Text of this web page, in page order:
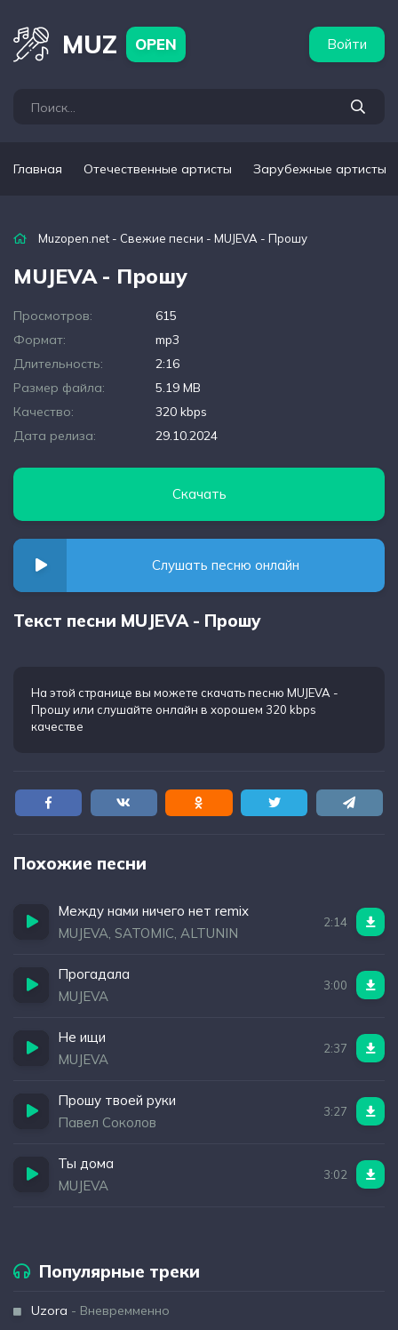
MUZ OPEN Войти
Главная Отечественные артисты Зарубежные артисты
Muzopen.net - Свежие песни - MUJEVA - Прошу
MUJEVA - Прошу
Просмотров:
615
Формат:
mp3
Длительность:
2:16
Размер файла:
5.19 MB
Качество:
320 kbps
Дата релиза:
29.10.2024
Скачать
Слушать песню онлайн
Текст песни MUJEVA - Прошу
На этой странице вы можете скачать песню MUJEVA -
Прошуили слушайте онлайн в хорошем 320 kbps
качестве
Похожие песни
Между нами ничего нет remix
MUJEVA, SATOMIC, ALTUNIN
2:14
Прогадала
MUJEVA
3:00
Не ищи
MUJEVA
2:37
Прошу твоей руки
Павел Соколов
3:27
Ты дома
MUJEVA
3:02
Популярные треки
Uzora - Вневремменно
артисты Популярные подборки